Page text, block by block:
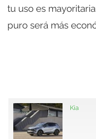
tu uso es
puro será más
Kia